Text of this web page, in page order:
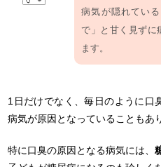
病気が隠れてい
で」と甘く見ずに
ます。
1日だけでなく、毎日のように口
病気が原因となっていることもあ
特に口臭の原因となる病気には、